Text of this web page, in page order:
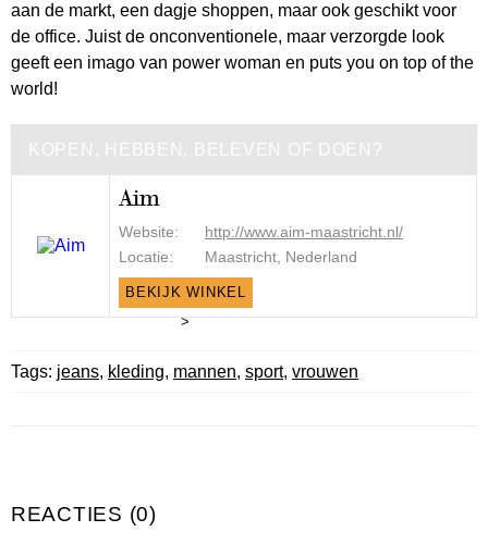
aan de markt, een dagje shoppen, maar ook geschikt voor
de office. Juist de onconventionele, maar verzorgde look
geeft een imago van power woman en puts you on top of the
world!
KOPEN, HEBBEN, BELEVEN OF DOEN?
Aim
Website:
http://www.aim-maastricht.nl/
Locatie:
Maastricht, Nederland
BEKIJK WINKEL
>
Tags: jeans, kleding, mannen, sport, vrouwen
REACTIES (0)